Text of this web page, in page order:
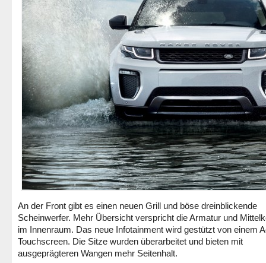
An der Front gibt es einen neuen Grill und böse dreinblickende
Scheinwerfer. Mehr Übersicht verspricht die Armatur und
im Innenraum. Das neue Infotainment wird gestützt von einem
Touchscreen. Die Sitze wurden überarbeitet und bieten mit
ausgeprägteren Wangen mehr Seitenhalt.